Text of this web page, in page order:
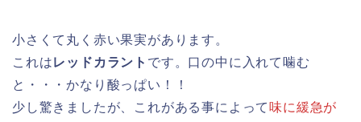
小さくて丸く赤い果実があります。
これはレッドカラント です。口の中に入れて噛む
と・・・かなり酸っぱい！！
少し驚きましたが、これがある事によって 味に緩急が